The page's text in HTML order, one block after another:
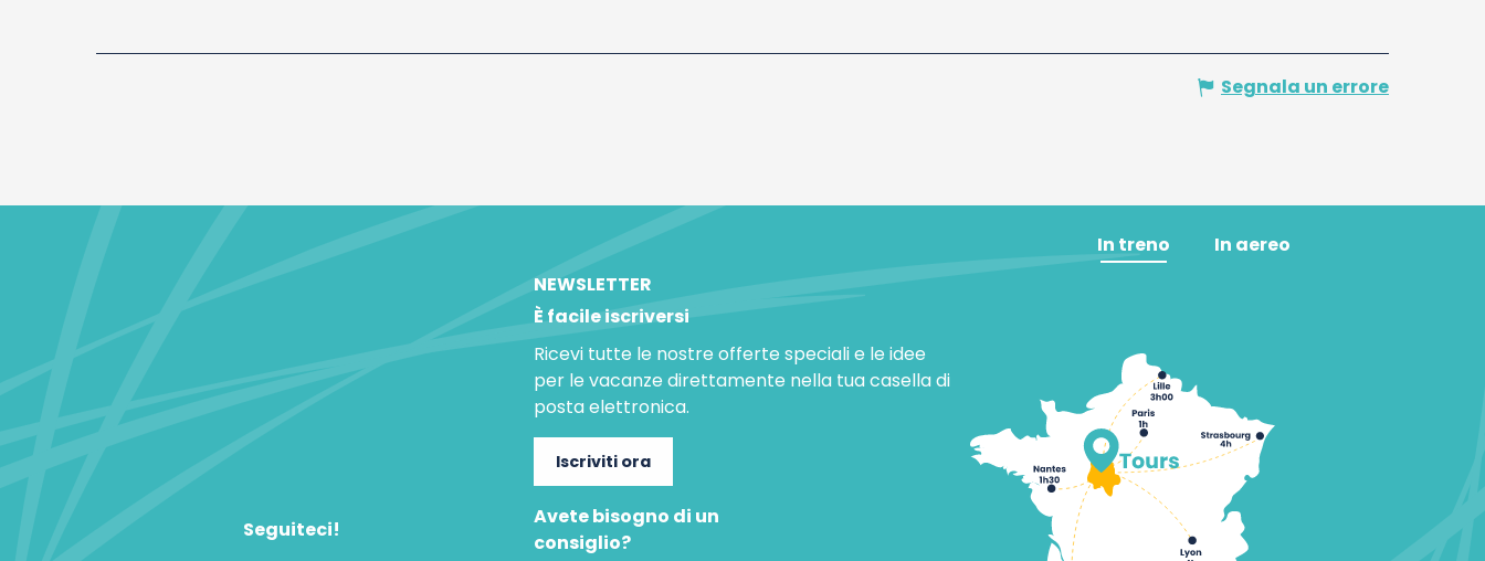
Segnala un errore
Seguiteci!
NEWSLETTER
È facile iscriversi
Ricevi tutte le nostre offerte speciali e le idee
per le vacanze direttamente nella tua casella di
posta elettronica.
Iscriviti ora
Avete bisogno di un
consiglio?
In treno In aereo